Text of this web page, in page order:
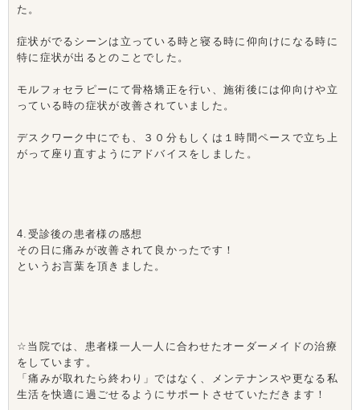
た。
症状がでるシーンは立っている時と寝る時に仰向けになる時に
特に症状が出るとのことでした。
モルフォセラピーにて骨格矯正を行い、施術後には仰向けや立
っている時の症状が改善されていました。
デスクワーク中にでも、３０分もしくは１時間ペースで立ち上
がって座り直すようにアドバイスをしました。
4.受診後の患者様の感想
その日に痛みが改善されて良かったです！
というお言葉を頂きました。
☆当院では、患者様一人一人に合わせたオーダーメイドの治療
をしています。
「痛みが取れたら終わり」ではなく、メンテナンスや更なる私
生活を快適に過ごせるようにサポートさせていただきます！